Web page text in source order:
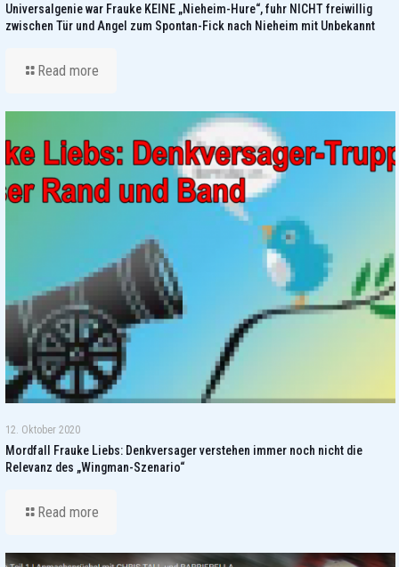
Universalgenie war Frauke KEINE „Nieheim-Hure“, fuhr NICHT freiwillig
zwischen Tür und Angel zum Spontan-Fick nach Nieheim mit Unbekannt
Read more
12. Oktober 2020
Mordfall Frauke Liebs: Denkversager verstehen immer noch nicht die
Relevanz des „Wingman-Szenario“
Read more